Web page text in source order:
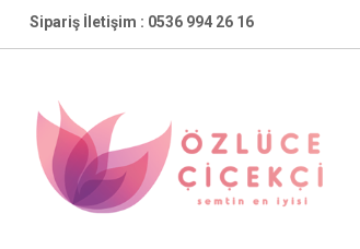
Skip
to
Sipariş İletişim : 0536 994 26 16